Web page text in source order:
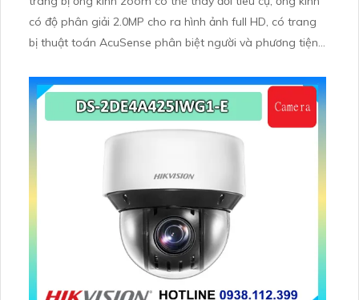
có độ phân giải 2.0MP cho ra hình ảnh full HD, có trang
bị thuật toán AcuSense phân biệt người và phương tiện,
đêm bằng hồng ngoại 100m